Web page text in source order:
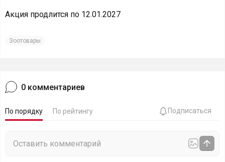
Акция продлится по 12.01.2027
Зоотовары
0 комментариев
По порядку По рейтингу Подписаться